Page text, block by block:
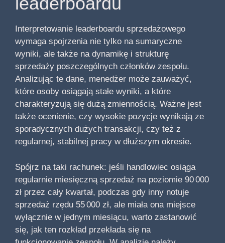
Interpretowanie leaderboardu sprzedażowego
wymaga spojrzenia nie tylko na sumaryczne
wyniki, ale także na dynamikę i strukturę
sprzedaży poszczególnych członków zespołu.
Analizując te dane, menedżer może zauważyć,
które osoby osiągają stałe wyniki, a które
charakteryzują się dużą zmiennością. Ważne jest
także ocenienie, czy wysokie pozycje wynikają ze
sporadycznych dużych transakcji, czy też z
regularnej, stabilnej pracy w dłuższym okresie.
Spójrz na taki rachunek: jeśli handlowiec osiąga
regularnie miesięczną sprzedaż na poziomie 90 000
zł przez cały kwartał, podczas gdy inny notuje
sprzedaż rzędu 55 000 zł, ale miała ona miejsce
wyłącznie w jednym miesiącu, warto zastanowić
się, jak ten rozkład przekłada się na